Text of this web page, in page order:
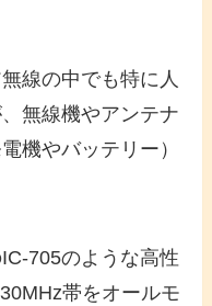
線の中でも特に人
無線機やアンテナ
機やバッテリー）
705のような高性
帯をオールモ